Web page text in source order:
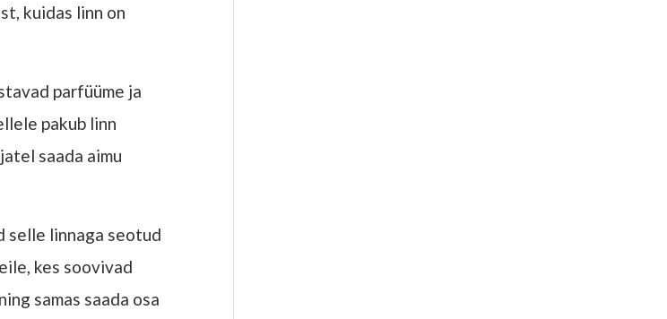
kuidas linn on
parfüüme ja
pakub linn
saada aimu
selle linnaga seotud
kes soovivad
samas saada osa